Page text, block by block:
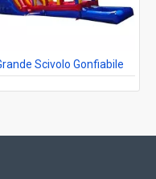
Scivolo Gonfiabile